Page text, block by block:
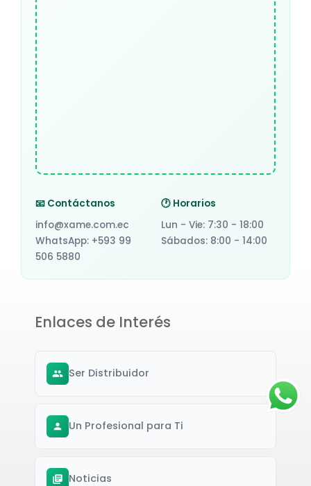
📧 Contáctanos
info@xame.com.ec
WhatsApp: +593 99
506 5880
🕐 Horarios
Lun - Vie: 7:30 - 18:00
Sábados: 8:00 - 14:00
Enlaces de Interés
Ser Distribuidor
Un Profesional para Ti
Noticias